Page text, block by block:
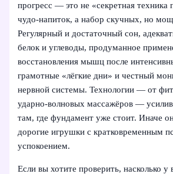
прогресс — это не «секретная техника
чудо-напиток, а набор скучных, но
Регулярный и достаточный сон,
белок и углеводы, продуманное
восстановления мышц после
грамотные «лёгкие дни» и честный
нервной системы. Технологии — от
ударно-волновых массажёров —
там, где фундамент уже стоит. Иначе
дорогие игрушки с кратковременным
успокоением.
Если вы хотите проверить, насколько у